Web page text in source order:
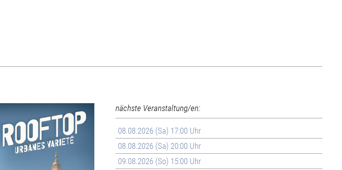
nächste Veranstaltung/en:
08.08.2026 (Sa) 17:00 Uhr
08.08.2026 (Sa) 20:00 Uhr
09.08.2026 (So) 15:00 Uhr